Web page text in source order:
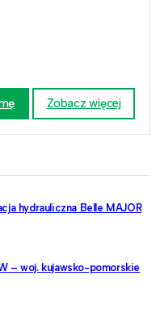
Zobacz więcej
hydrauliczna Belle MAJOR
– woj. kujawsko-pomorskie